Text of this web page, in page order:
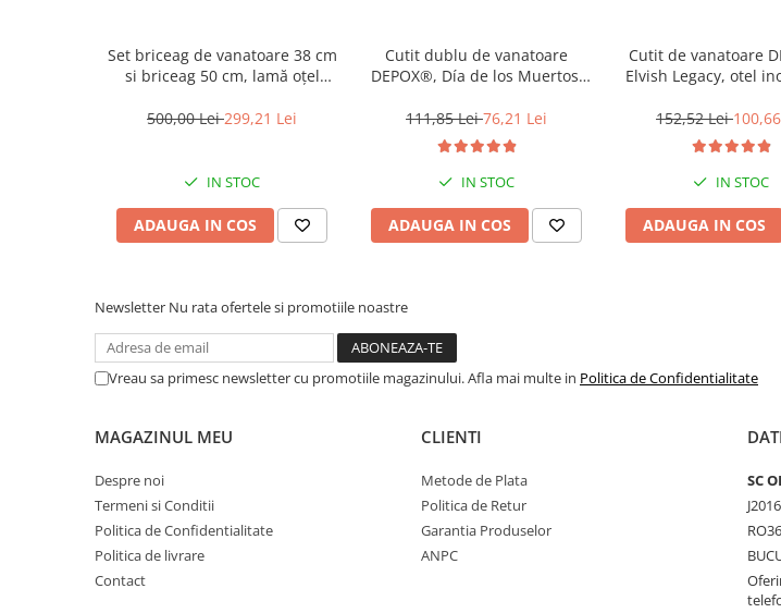
Set briceag de vanatoare 38 cm
si briceag 50 cm, lamă oțel
500,00 Lei299,21 Lei
IN STOC
ADAUGA IN COS
Cutit dublu de vanatoare
DEPOX®, Día de los Muertos,
111,85 Lei76,21 Lei
IN STOC
ADAUGA IN COS
Cutit de vanatoare
Elvish Legacy, otel
152,52 Lei
IN STOC
ADAUGA IN COS
Newsletter Nu rata ofertele si promotiile noastre
Vreau sa primesc newsletter cu promotiile magazinului. Afla mai multe in Politica de Confidentialitate
MAGAZINUL MEU
Despre noi
Termeni si Conditii
Politica de Confidentialitate
Politica de livrare
Contact
CLIENTI
Metode de Plata
Politica de Retur
Garantia Produselor
ANPC
SC